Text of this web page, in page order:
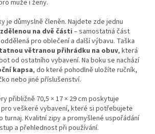
muže i ženy.
je důmyslně členěn. Najdete zde jednu
na dvě části – samostatná část
pro oblečení a další výbavu. Taška
větranou přihrádku na obuv, která
od ostatního vybavení. Na boku se nachází
kapsa, do které pohodlně uložíte ručník,
nebo jiné příslušenství.
přibližně 70,5 × 17 × 29 cm poskytuje
veškeré vybavení, které si potřebujete
turnaj. Kvalitní zipy a promyšlené uspořádání
a přehlednost při používání.